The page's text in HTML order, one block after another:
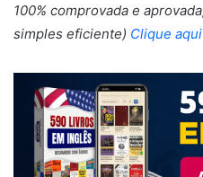
100% comprovada e
simples eficiente) Clique aqui